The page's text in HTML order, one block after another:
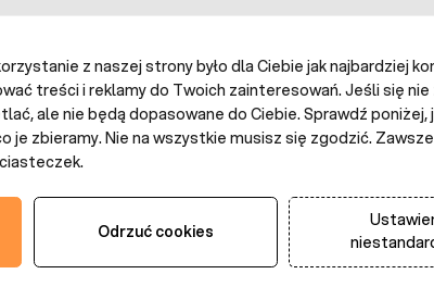
z naszej strony było dla Ciebie jak najbardziej
treści i reklamy do Twoich zainteresowań. Jeśli się
ale nie będą dopasowane do Ciebie. Sprawdź poniżej,
je zbieramy. Nie na wszystkie musisz się zgodzić.
Odrzuć cookies